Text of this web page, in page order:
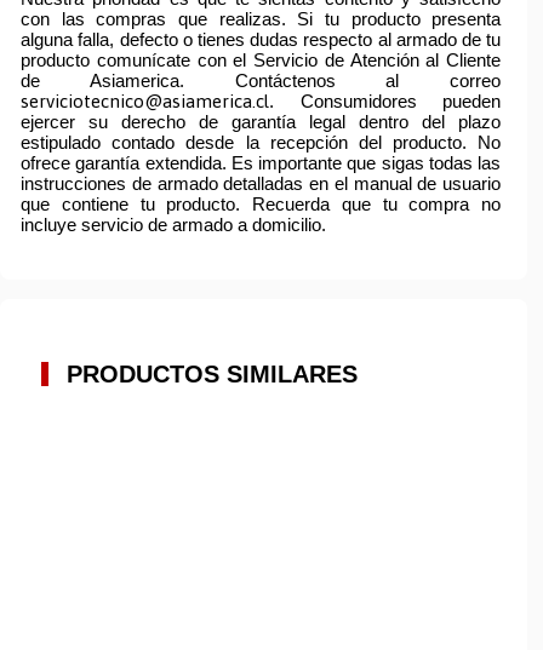
con las compras que realizas. Si tu producto presenta
alguna falla, defecto o tienes dudas respecto al armado de tu
producto comunícate con el Servicio de Atención al Cliente
de Asiamerica. Contáctenos al correo
serviciotecnico@asiamerica.cl. Consumidores pueden
ejercer su derecho de garantía legal dentro del plazo
estipulado contado desde la recepción del producto. No
ofrece garantía extendida. Es importante que sigas todas las
instrucciones de armado detalladas en el manual de usuario
que contiene tu producto. Recuerda que tu compra no
incluye servicio de armado a domicilio.
PRODUCTOS SIMILARES